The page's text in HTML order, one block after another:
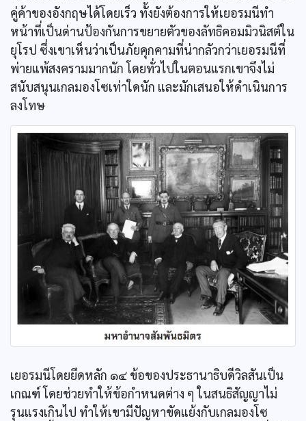
คู่ค้าของอังกฤษได้โดยเร็ว ทั้งยังต้องการให้เยอรมนีทำ
หน้าที่เป็นด่านป้องกันการขยายตัวของลัทธิคอมมิวนิสต์ใน
ยุโรป ซึ่งเขาเห็นว่าเป็นภัยคุกคามที่น่ากลัวกว่าเยอรมนีที่
พ่ายแพ้สงครามมากนัก โดยทั่วไปในตอนแรกเขาจึงไม่
สนับสนุนเกลมองโซเท่าใดนัก และมักเสนอให้ดำเนินการ
ลงโทษ
เยอรมนีโดยยึดหลัก ๑๔ ข้อของประธานาธิบดีวิลสันเป็น
เกณฑ์ โดยช่วยทำให้ข้อกำหนดต่าง ๆ ในสนธิสัญญาไม่
รุนแรงเกินไป ทำให้เขามีปัญหาขัดแย้งกับเกลมองโซ